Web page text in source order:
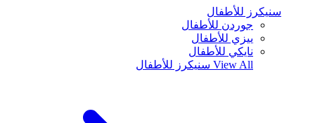
سنيكرز للأطفال
جوردن للأطفال
ييزي للأطفال
نايكي للأطفال
View All سنيكرز للأطفال